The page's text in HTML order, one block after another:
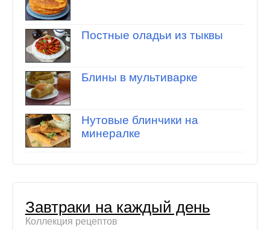
Постные оладьи из тыквы
Блины в мультиварке
Нутовые блинчики на
минералке
Завтраки на каждый день
Коллекция рецептов